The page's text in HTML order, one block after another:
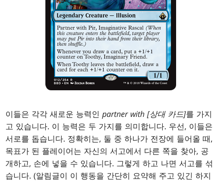
이들은 각각 새로운 능력인partner with [상대 카드]를 가지
고 있습니다. 이 능력은 두 가지를 의미합니다. 우선, 이들은
서로를 돕습니다. 정확히는, 둘 중 하나가 전장에 들어올 때,
목표가 된 플레이어는 자신의 서고에서 다른 쪽을 찾아, 공
개하고, 손에 넣을 수 있습니다. 그렇게 하고 나면 서고를 섞
습니다. (알림글이 이 행동을 간단히 요약해 주고 있긴 하지